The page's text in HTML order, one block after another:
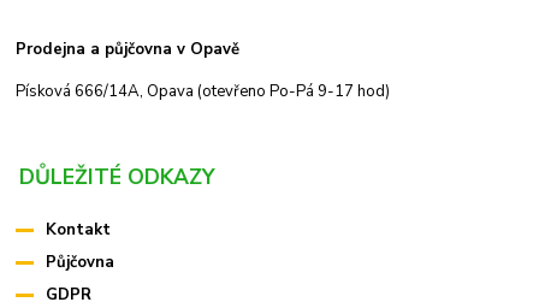
Prodejna a půjčovna v Opavě
Písková 666/14A, Opava (otevřeno Po-Pá 9-17 hod)
DŮLEŽITÉ ODKAZY
Kontakt
Půjčovna
GDPR